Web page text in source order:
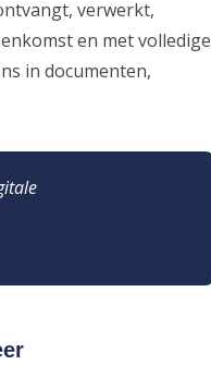
verwerkt,
en met volledige
in documenten,